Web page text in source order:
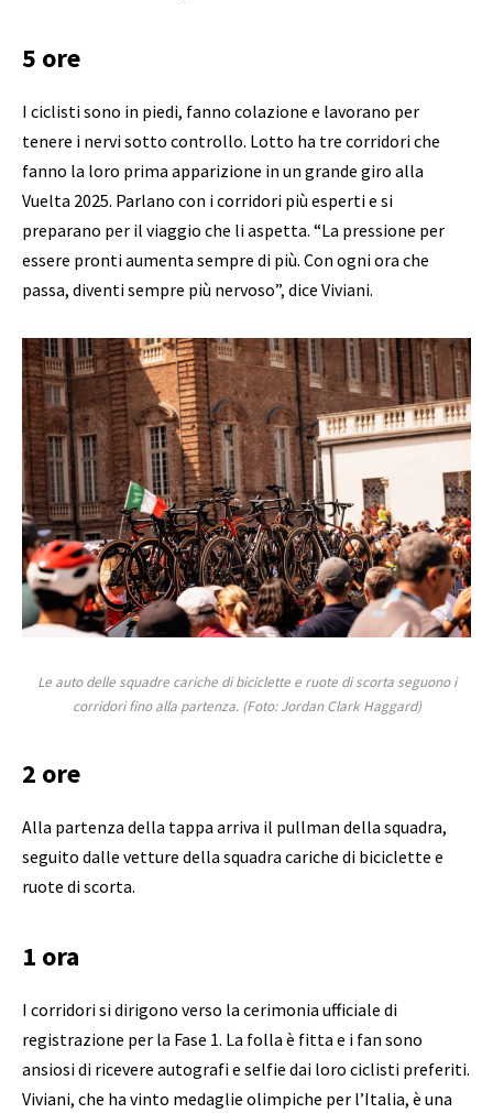
5 ore
I ciclisti sono in piedi, fanno colazione e lavorano per
tenere i nervi sotto controllo. Lotto ha tre corridori che
fanno la loro prima apparizione in un grande giro alla
Vuelta 2025. Parlano con i corridori più esperti e si
preparano per il viaggio che li aspetta. “La pressione per
essere pronti aumenta sempre di più. Con ogni ora che
passa, diventi sempre più nervoso”, dice Viviani.
Le auto delle squadre cariche di biciclette e ruote di scorta seguono i
corridori fino alla partenza.(Foto: Jordan Clark Haggard)
2 ore
Alla partenza della tappa arriva il pullman della squadra,
seguito dalle vetture della squadra cariche di biciclette e
ruote di scorta.
1 ora
I corridori si dirigono verso la cerimonia ufficiale di
registrazione per la Fase 1. La folla è fitta e i fan sono
ansiosi di ricevere autografi e selfie dai loro ciclisti preferiti.
Viviani, che ha vinto medaglie olimpiche per l’Italia, è una